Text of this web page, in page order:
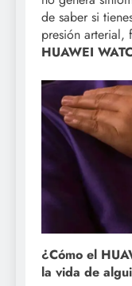
de saber si
presión arterial,
HUAWEI
¿Cómo el
la vida de